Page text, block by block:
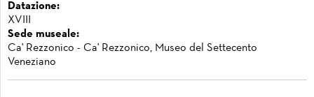
Datazione:
XVIII
Sede museale:
Ca' Rezzonico - Ca' Rezzonico, Museo del Settecento
Veneziano